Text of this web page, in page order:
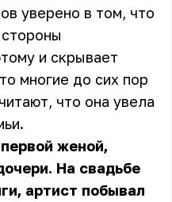
уверено в том, что
и скрывает
многие до сих пор
что она увела
женой,
На свадьбе
артист побывал